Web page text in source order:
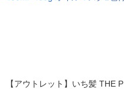
【アウトレット】いち髪 THE P